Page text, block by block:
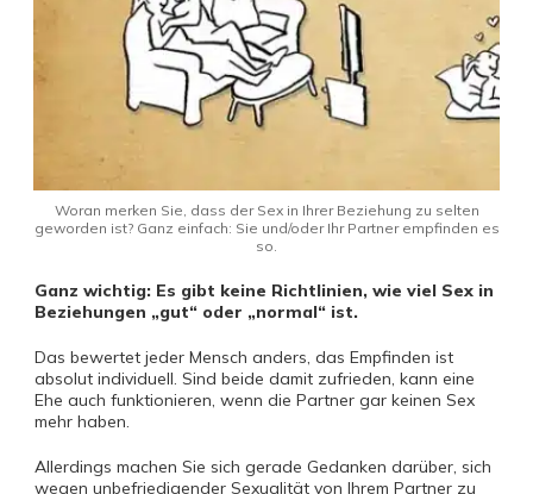
Woran merken Sie, dass der Sex in Ihrer Beziehung zu selten
geworden ist? Ganz einfach: Sie und/oder Ihr Partner empfinden es
so.
Ganz wichtig: Es gibt keine Richtlinien, wie viel Sex in
Beziehungen „gut“ oder „normal“ ist.
Das bewertet jeder Mensch anders, das Empfinden ist
absolut individuell. Sind beide damit zufrieden, kann eine
Ehe auch funktionieren, wenn die Partner gar keinen Sex
mehr haben.
Allerdings machen Sie sich gerade Gedanken darüber, sich
wegen unbefriedigender Sexualität von Ihrem Partner zu